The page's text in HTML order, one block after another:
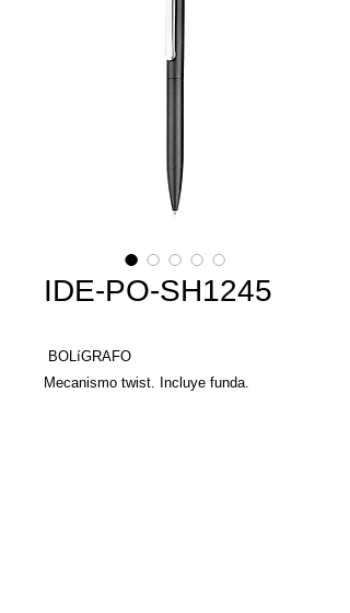
IDE-PO-SH1245
BOLíGRAFO
Mecanismo twist. Incluye funda.